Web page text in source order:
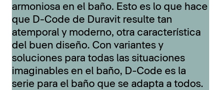
armoniosa en el baño. Esto es lo que hace
que D-Code de Duravit resulte tan
atemporal y moderno, otra característica
del buen diseño. Con variantes y
soluciones para todas las situaciones
imaginables en el baño, D-Code es la
serie para el baño que se adapta a todos.